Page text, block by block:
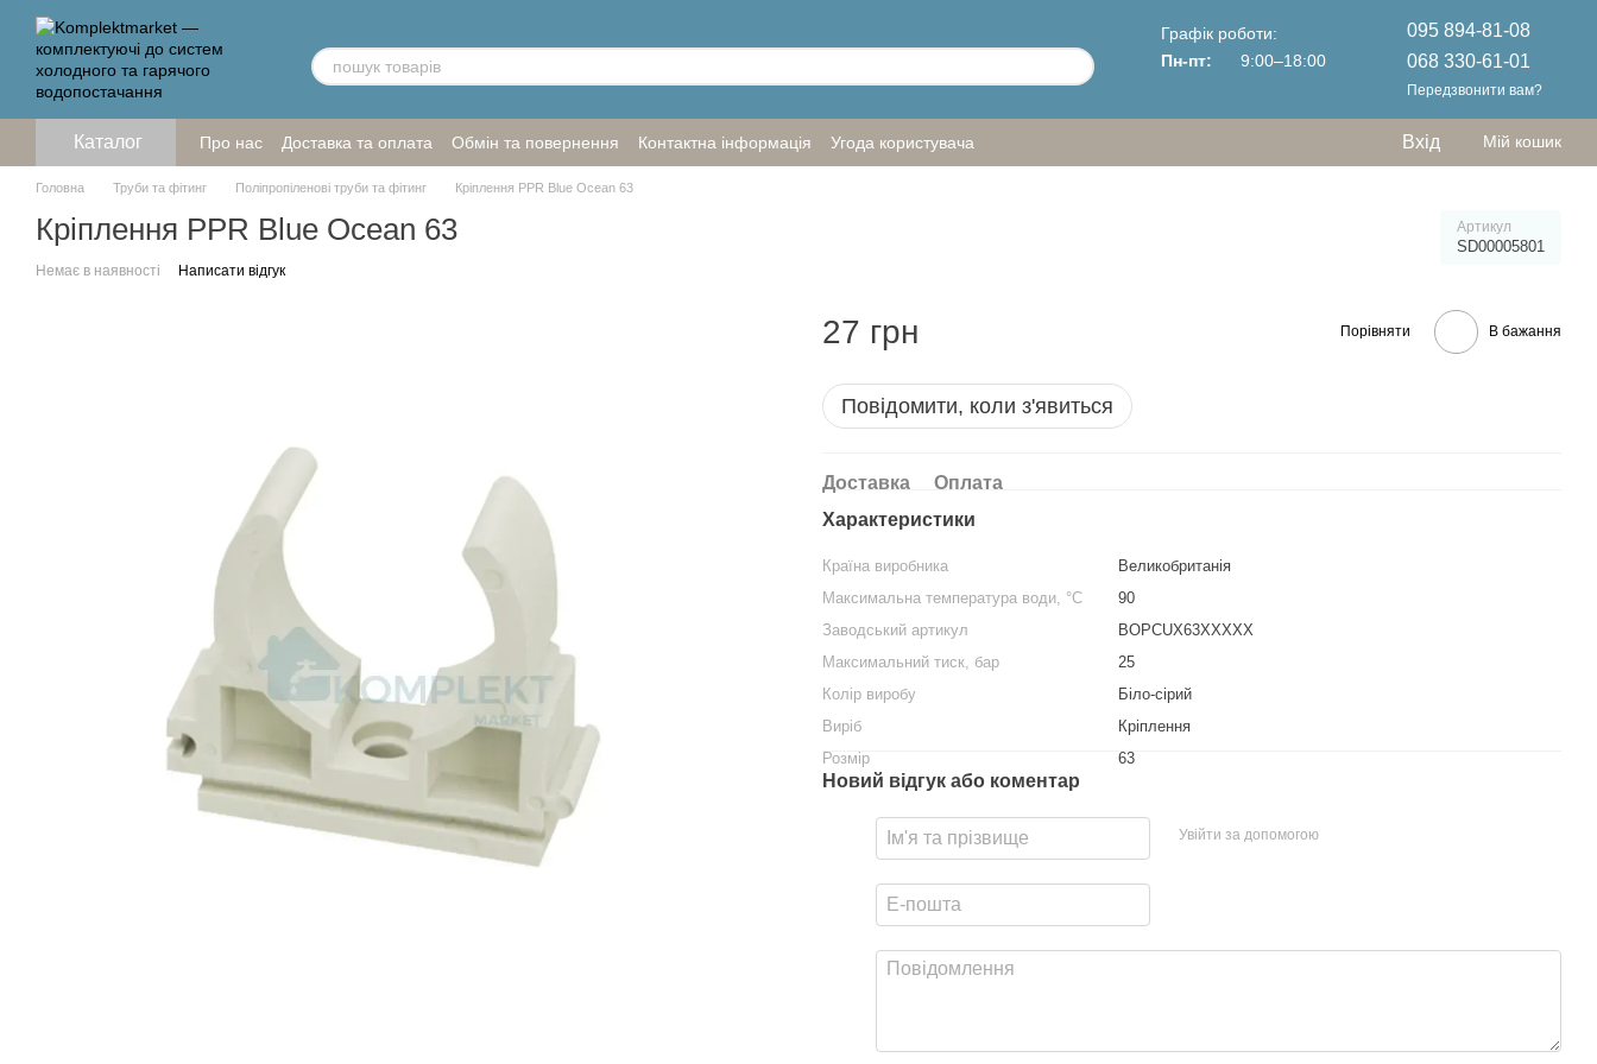
Перейти до основного контенту
Графік роботи:
Пн-пт:
9:00–18:00
095 894-81-08
068 330-61-01
Передзвонити вам?
Каталог Про нас Доставка та оплата Обмін та повернення Контактна інформація Угода користувача Вхід Мій кошик
Головна Труби та фітинг Поліпропіленові труби та фітинг Кріплення PPR Blue Ocean 63
Кріплення PPR Blue Ocean 63 Артикул
SD00005801
Немає в наявності Написати відгук
27 грн Порівняти В бажання
Повідомити, коли з'явиться
Доставка
Оплата
Характеристики
Країна виробника
Великобританія
Максимальна температура води, °С
90
Заводський артикул
BOPCUX63XXXXX
Максимальний тиск, бар
25
Колір виробу
Біло-сірий
Виріб
Кріплення
Розмір
63
Новий відгук або коментар
Увійти за допомогою